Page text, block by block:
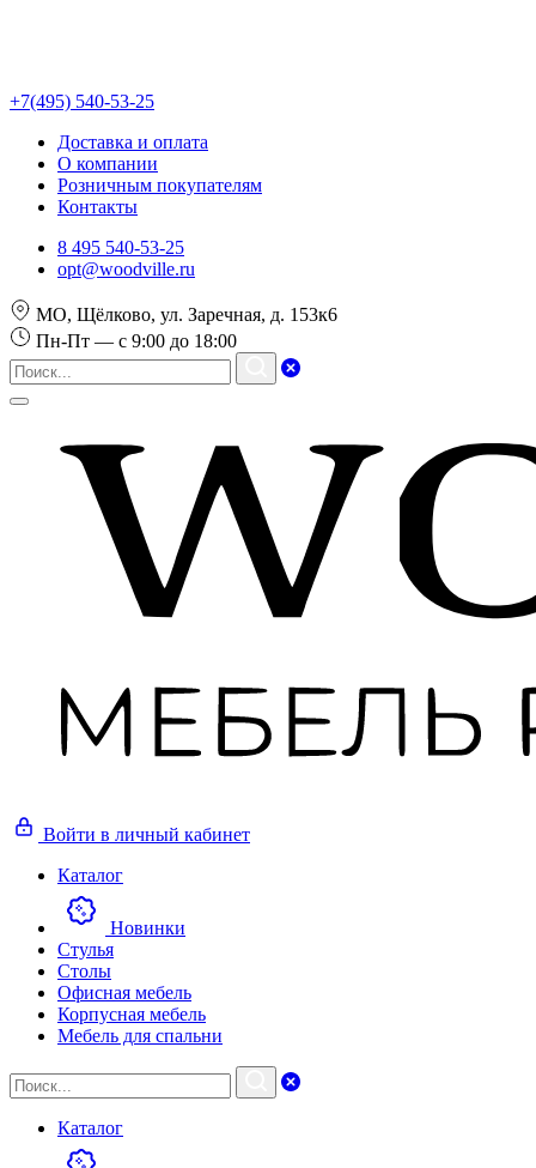
+7(495) 540-53-25
Доставка и оплата
О компании
Розничным покупателям
Контакты
8 495 540-53-25
opt@woodville.ru
МО, Щёлково, ул. Заречная, д. 153к6
Пн-Пт — с 9:00 до 18:00
Войти в личный кабинет
Каталог
Новинки
Стулья
Столы
Офисная мебель
Корпусная мебель
Мебель для спальни
Каталог